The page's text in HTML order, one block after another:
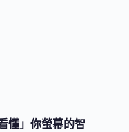
懂」你螢幕的智